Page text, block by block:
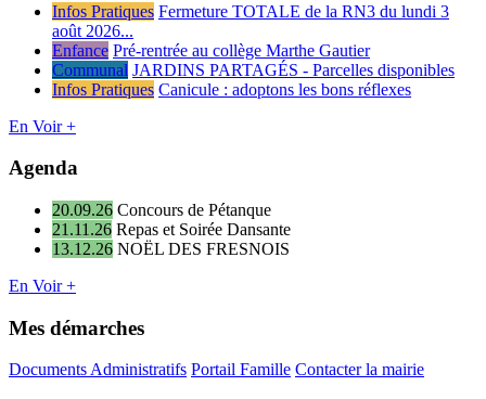
Infos Pratiques Fermeture TOTALE de la RN3 du lundi 3
août 2026...
Enfance Pré-rentrée au collège Marthe Gautier
Communal JARDINS PARTAGÉS - Parcelles disponibles
Infos Pratiques Canicule : adoptons les bons réflexes
En Voir +
Agenda
20.09.26 Concours de Pétanque
21.11.26 Repas et Soirée Dansante
13.12.26 NOËL DES FRESNOIS
En Voir +
Mes démarches
Documents Administratifs Portail Famille Contacter la mairie